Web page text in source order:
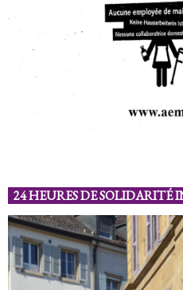
24 HEURES DE